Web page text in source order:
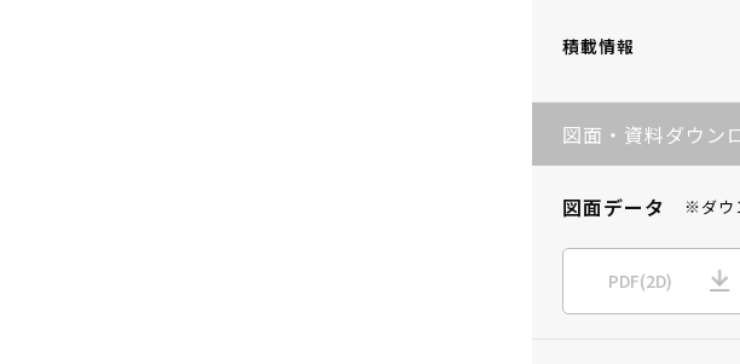
積載情報
図面・資料ダウン
図面データ ※ダウ
PDF(2D)